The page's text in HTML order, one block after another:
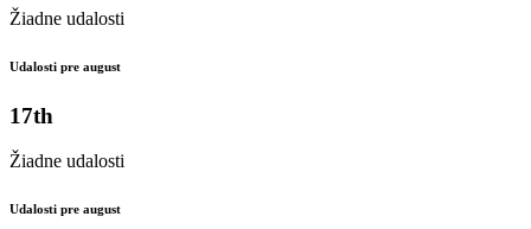
Žiadne udalosti
Udalosti pre august
17th
Žiadne udalosti
Udalosti pre august